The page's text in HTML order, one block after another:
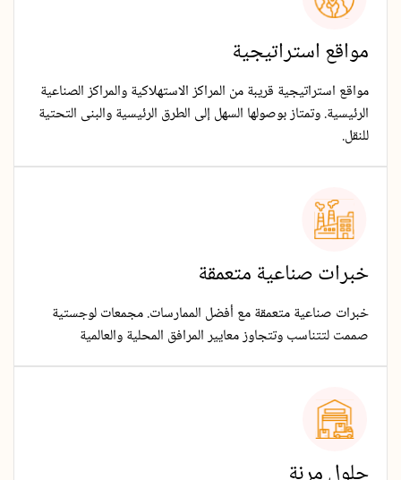
مواقع استراتيجية
مواقع استراتيجية قريبة من المراكز الاستهلاكية والمراكز الصناعية
الرئيسية. وتمتاز بوصولها السهل إلى الطرق الرئيسية والبنى التحتية
للنقل.
خبرات صناعية متعمقة
خبرات صناعية متعمقة مع أفضل الممارسات. مجمعات لوجستية
صممت لتتناسب وتتجاوز معايير المرافق المحلية والعالمية